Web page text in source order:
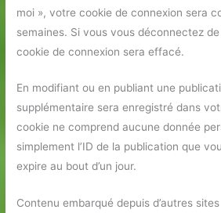
moi », votre cookie de connexion sera
semaines. Si vous vous déconnectez
cookie de connexion sera effacé.
En modifiant ou en publiant une
supplémentaire sera enregistré dans
cookie ne comprend aucune donnée
simplement l’ID de la publication que
expire au bout d’un jour.
Contenu embarqué depuis d’autres sites